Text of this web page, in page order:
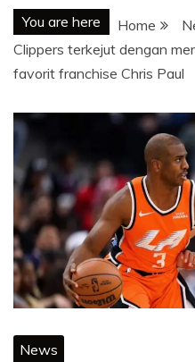
You are here Home
Clippers terkejut dengan
favorit franchise Chris Paul
News